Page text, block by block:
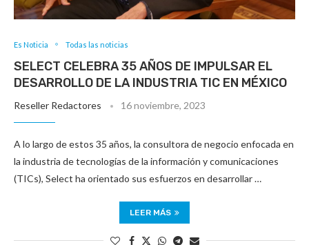
Es Noticia Todas las noticias
SELECT CELEBRA 35 AÑOS DE IMPULSAR EL
DESARROLLO DE LA INDUSTRIA TIC EN MÉXICO
Reseller Redactores 16 noviembre, 2023
A lo largo de estos 35 años, la consultora de negocio enfocada en
la industria de tecnologías de la información y comunicaciones
(TICs), Select ha orientado sus esfuerzos en desarrollar …
LEER MÁS